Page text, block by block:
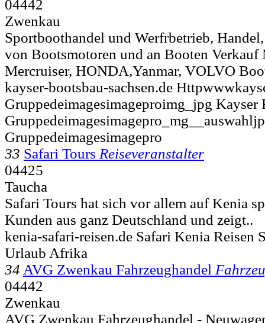
04442
Zwenkau
Sportboothandel und Werfrbetrieb,
von Bootsmotoren und an Booten
Mercruiser, HONDA,Yanmar, VOLVO
kayser-bootsbau-sachsen.de
Gruppedeimagesimageproimg_jpg Kayser
Gruppedeimagesimagepro
33 Safari Tours Reiseveranstalter
04425
Taucha
Safari Tours hat sich vor allem auf Kenia
Kunden aus ganz Deutschland und zeigt..
kenia-safari-reisen.de Safari Kenia Reisen
Urlaub Afrika
34 AVG Zwenkau Fahrzeughandel
04442
Zwenkau
AVG Zwenkau Fahrzeughandel -